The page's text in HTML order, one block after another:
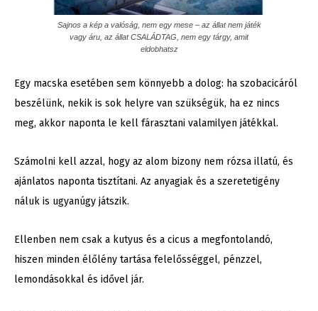
Sajnos a kép a valóság, nem egy mese – az állat nem játék
vagy áru, az állat CSALÁDTAG, nem egy tárgy, amit
eldobhatsz
Egy macska esetében sem könnyebb a dolog: ha szobacicáról
beszélünk, nekik is sok helyre van szükségük, ha ez nincs
meg, akkor naponta le kell fárasztani valamilyen játékkal.
Számolni kell azzal, hogy az alom bizony nem rózsa illatú, és
ajánlatos naponta tisztítani. Az anyagiak és a szeretetigény
náluk is ugyanúgy játszik.
Ellenben nem csak a kutyus és a cicus a megfontolandó,
hiszen minden élőlény tartása felelősséggel, pénzzel,
lemondásokkal és idővel jár.